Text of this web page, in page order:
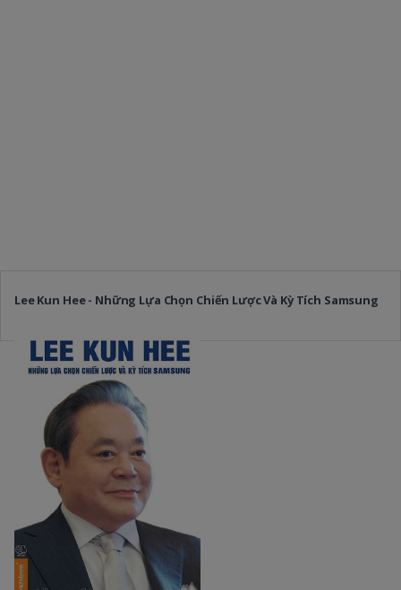
Lee Kun Hee - Những Lựa Chọn Chiến Lược Và Kỳ Tích Samsung